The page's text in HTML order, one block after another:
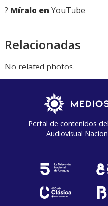
? Míralo en YouTube
Relacionadas
No related photos.
Portal de contenidos
Audiovisual